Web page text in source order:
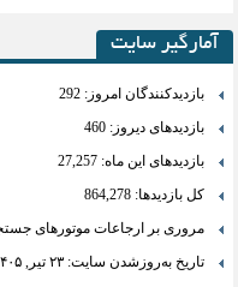
آمارگیر سایت
بازدیدکنندگان امروز:292
بازدیدهای دیروز:460
بازدیدهای این ماه:27,257
کل بازدیدها:864,278
مروری بر ارجاعات موتورهای
تاریخ به‌روزشدن سایت:۲۳ تیر, ۱۴۰۵